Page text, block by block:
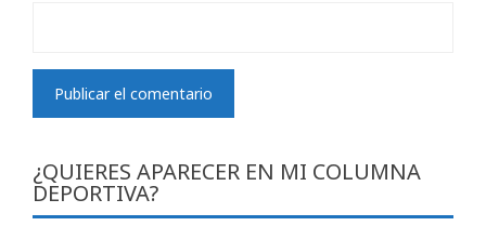
¿QUIERES APARECER EN MI COLUMNA
DEPORTIVA?